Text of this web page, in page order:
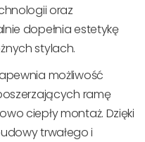
oraz
dopełnia estetykę
stylach.
możliwość
ramę
ciepły montaż. Dzięki
trwałego i